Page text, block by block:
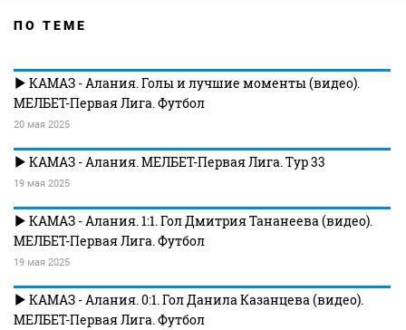
ПО ТЕМЕ
КАМАЗ - Алания. Голы и лучшие моменты (видео).
МЕЛБЕТ-Первая Лига. Футбол
20 мая 2025
КАМАЗ - Алания. МЕЛБЕТ-Первая Лига. Тур 33
19 мая 2025
КАМАЗ - Алания. 1:1. Гол Дмитрия Тананеева (видео).
МЕЛБЕТ-Первая Лига. Футбол
19 мая 2025
КАМАЗ - Алания. 0:1. Гол Данила Казанцева (видео).
МЕЛБЕТ-Первая Лига. Футбол